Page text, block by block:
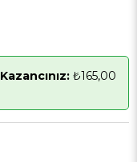
Kazancınız: ₺165,00